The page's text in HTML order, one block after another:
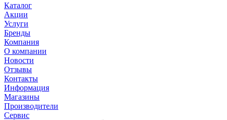
Каталог
Акции
Услуги
Бренды
Компания
О компании
Новости
Отзывы
Контакты
Информация
Магазины
Производители
Сервис